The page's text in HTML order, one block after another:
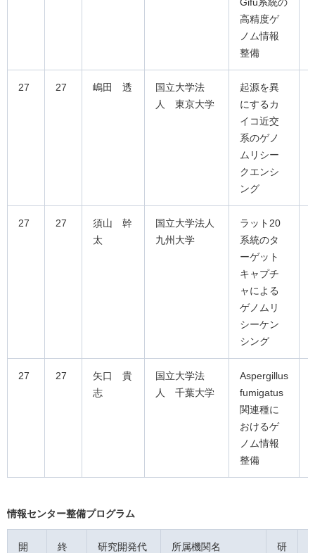
高精度ゲ
ノム情報
整備
27 27 嶋田 透
国立大学法
人 東京大学
起源を異
にするカ
イコ近交
系のゲノ
ムリシー
クエンシ
ング
27 27
須山 幹
太
国立大学法人
九州大学
ラット20
系統のタ
ーゲット
キャプチ
ャによる
ゲノムリ
シーケン
シング
27 27
矢口 貴
志
国立大学法
人 千葉大学
Aspergillus
fumigatus
関連種に
おけるゲ
ノム情報
整備
情報センター整備プログラム
開
終
研究開発代
所属機関名
研